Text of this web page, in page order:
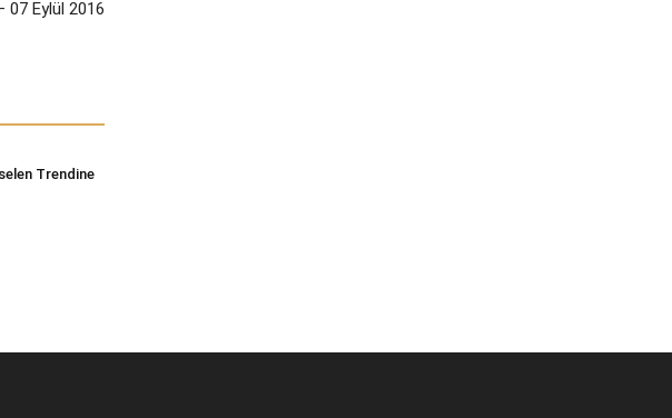
07 Eylül 2016
Trendine